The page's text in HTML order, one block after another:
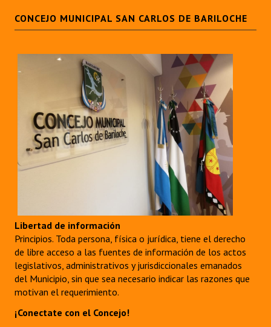
CONCEJO MUNICIPAL SAN CARLOS DE BARILOCHE
Libertad de información
Principios. Toda persona, física o jurídica, tiene el derecho
de libre acceso a las fuentes de información de los actos
legislativos, administrativos y jurisdiccionales emanados
del Municipio, sin que sea necesario indicar las razones que
motivan el requerimiento.
¡Conectate con el Concejo!